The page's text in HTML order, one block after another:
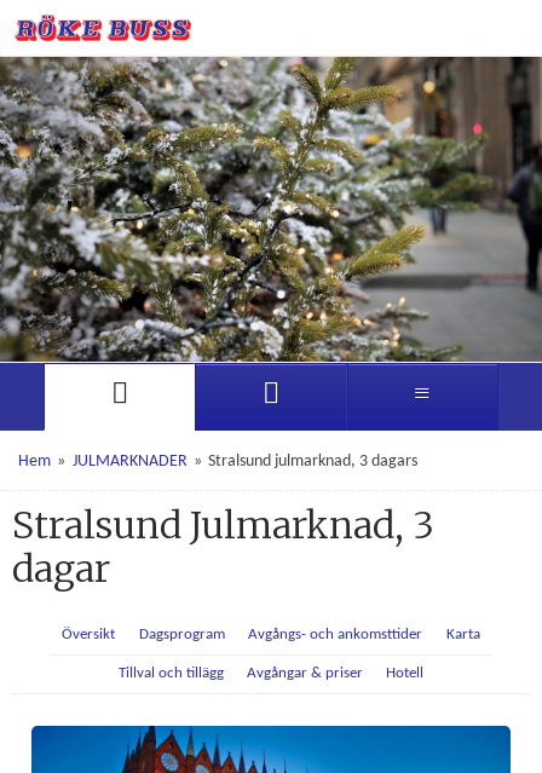
Hem » JULMARKNADER » Stralsund julmarknad, 3 dagars
Stralsund Julmarknad, 3
dagar
Översikt Dagsprogram Avgångs- och ankomsttider Karta
Tillval och tillägg Avgångar & priser Hotell